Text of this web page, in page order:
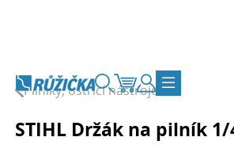
Vyhledávání
KošíkZákaznický účet
Přepnout
Pilníky, ostřící nástroje
STIHL Držák na pilník